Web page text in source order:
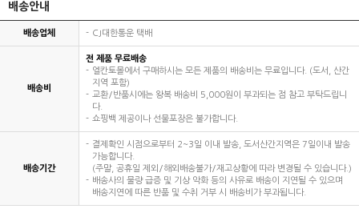
배송안내
배송업체 CJ대한통운 택배
배송비
전 제품 무료배송
엘칸토몰에서 구매하시는 모든 제품의 배송비는 무료입니다. (도서, 산간
지역 포함)
교환/반품시에는 왕복 배송비 5,000원이 부과되는 점 참고 부탁드립니
다.
쇼핑백 제공이나 선물포장은 불가합니다.
배송기간
결제확인 시점으로부터 2~3일 이내 발송, 도서산간지역은 7일이내 발송
가능합니다.
(주말, 공휴일 제외/해외배송불가/재고상황에 따라 변경될 수 있습니다.)
배송사의 물량 급증 및 기상 악화 등의 사유로 배송이 지연될 수 있으며
배송지연에 따른 반품 및 수취 거부 시 배송비가 부과됩니다.